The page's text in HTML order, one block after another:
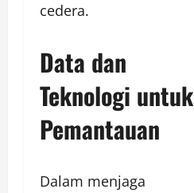
cedera.
Data dan
Teknologi untuk
Pemantauan
Dalam menjaga